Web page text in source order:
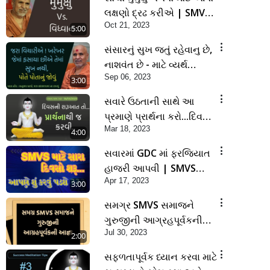
5:00
લક્ષણો દ્રઢ કરીએ | SMVS
Spiritual Journey
Oct 21, 2023
3:00
સંસારનું સુખ જતું રહેવાનુ છે,
નાશવંત છે - માટે વ્યર્થ
પ્રયત્ન ન કરીએ | SMVS
Spiritual Journey
Sep 06, 2023
4:00
સવારે ઉઠતાની સાથે આ
પ્રમાણે પ્રાર્થના કરો...દિવસ
મંગળમય જશે.. | Sankalp
Sabha Saar 18/03/2023
Mar 18, 2023
3:00
સવારમાં GDC માં ફરજિયાત
હાજરી આપવી | SMVS
Spiritual Journey |
@smvs @smvskatha
Apr 17, 2023
2:00
સમગ્ર SMVS સમાજને
ગુરુજીની આગ્રહપૂર્વકની
આજ્ઞા | SMVS Spiritual
Jul 30, 2023
સફળતાપૂર્વક ધ્યાન કરવા માટે